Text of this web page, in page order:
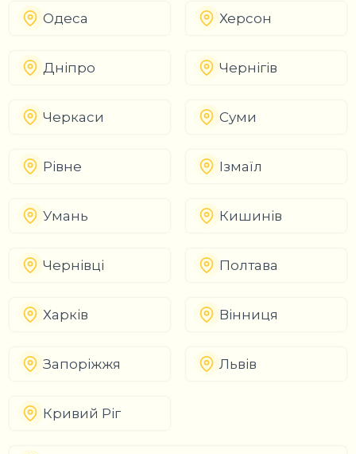
Одеса Херсон
Дніпро Чернігів
Черкаси Суми
Рівне Ізмаїл
Умань Кишинів
Чернівці Полтава
Харків Вінниця
Запоріжжя Львів
Кривий Ріг